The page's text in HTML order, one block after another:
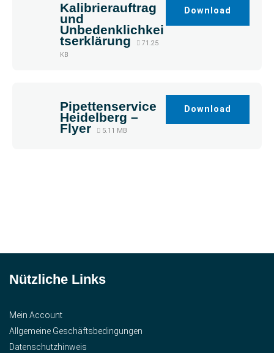
Kalibrierauftrag
und
Unbedenklichkei
tserklärung
71.25
KB
Download
Pipettenservice
Heidelberg –
Flyer 5.11 MB
Download
Nützliche Links
Mein Account
Allgemeine Geschäftsbedingungen
Datenschutzhinweis